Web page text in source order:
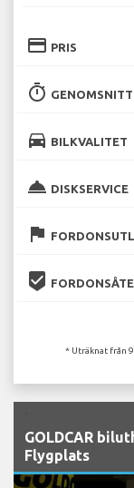
credit_card PRIS
timer
directions_car BILKVALITET
room_service DISKSERVICE
flag
beenhere
* Uträknat från
GOLDCAR
Flygplats